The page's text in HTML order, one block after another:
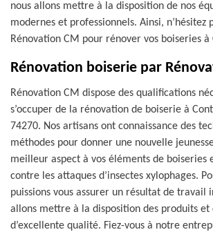
nous allons mettre à la disposition de nos
modernes et professionnels. Ainsi, n’hésitez
Rénovation CM pour rénover vos boiseries à
Rénovation boiserie par
Rénovation CM dispose des qualifications
s’occuper de la rénovation de boiserie à
74270. Nos artisans ont connaissance des
méthodes pour donner une nouvelle
meilleur aspect à vos éléments de boiseries
contre les attaques d’insectes xylophages.
puissions vous assurer un résultat de travail
allons mettre à la disposition des produits et
d’excellente qualité. Fiez-vous à notre